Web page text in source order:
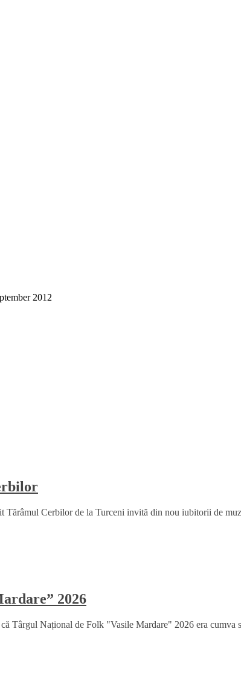
2012
Tărâmul Cerbilor de la Turceni invită din nou iubitorii de
2026
Târgul Național de Folk "Vasile Mardare" 2026 era cumva